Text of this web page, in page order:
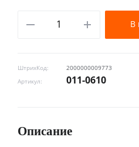
ШтрихКод:
2000000009773
Артикул:
011-0610
В
Описание